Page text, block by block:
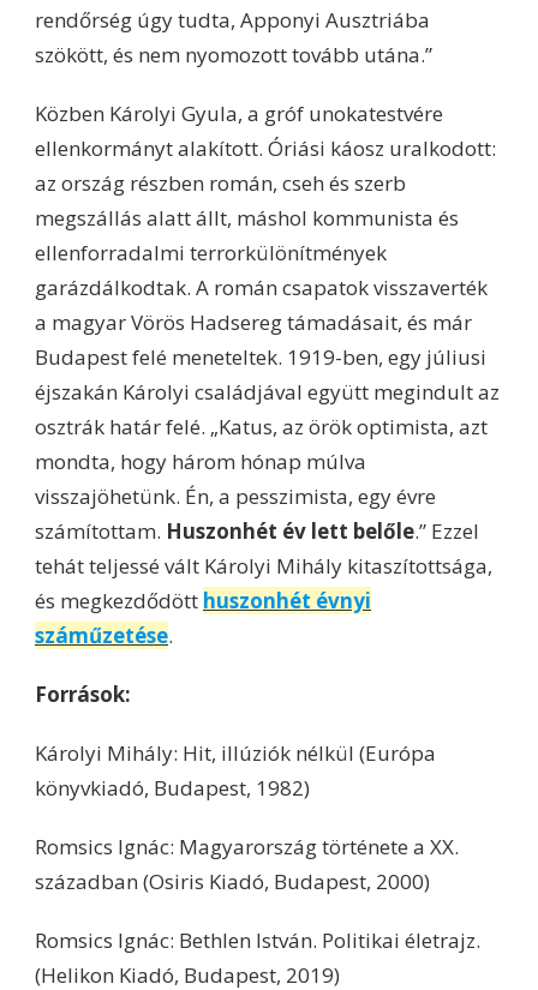
rendőrség úgy tudta, Apponyi Ausztriába
szökött, és nem nyomozott tovább utána.”
Közben Károlyi Gyula, a gróf unokatestvére
ellenkormányt alakított. Óriási káosz uralkodott:
az ország részben román, cseh és szerb
megszállás alatt állt, máshol kommunista és
ellenforradalmi terrorkülönítmények
garázdálkodtak. A román csapatok visszaverték
a magyar Vörös Hadsereg támadásait, és már
Budapest felé meneteltek. 1919-ben, egy júliusi
éjszakán Károlyi családjával együtt megindult az
osztrák határ felé. „Katus, az örök optimista, azt
mondta, hogy három hónap múlva
visszajöhetünk. Én, a pesszimista, egy évre
számítottam. Huszonhét év lett belőle.” Ezzel
tehát teljessé vált Károlyi Mihály kitaszítottsága,
és megkezdődött huszonhét évnyi
száműzetése.
Források:
Károlyi Mihály: Hit, illúziók nélkül (Európa
könyvkiadó, Budapest, 1982)
Romsics Ignác: Magyarország története a XX.
században (Osiris Kiadó, Budapest, 2000)
Romsics Ignác: Bethlen István. Politikai életrajz.
(Helikon Kiadó, Budapest, 2019)